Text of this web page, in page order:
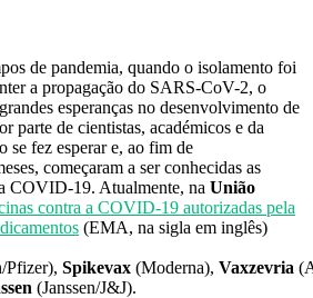
de pandemia, quando o isolamento foi
a propagação do SARS-CoV-2, o
esperanças no desenvolvimento de
parte de cientistas, académicos e da
se fez esperar e, ao fim de
começaram a ser conhecidas as
COVID-19. Atualmente, na União
contra a COVID-19 autorizadas pela
(EMA, na sigla em inglês)
Pfizer), Spikevax (Moderna), Vaxzevria
(Janssen/J&J).